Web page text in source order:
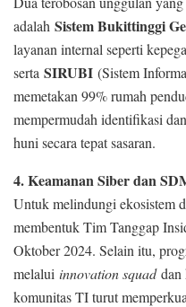
adalah Sistem Bukittinggi
layanan internal seperti
serta SIRUBI (Sistem
memetakan 99% rumah
mempermudah identifikasi
huni secara tepat sasaran.
4. Keamanan Siber dan
Untuk melindungi ekosistem
membentuk Tim Tanggap
Oktober 2024. Selain itu,
melalui innovation squaddan
komunitas TI turut